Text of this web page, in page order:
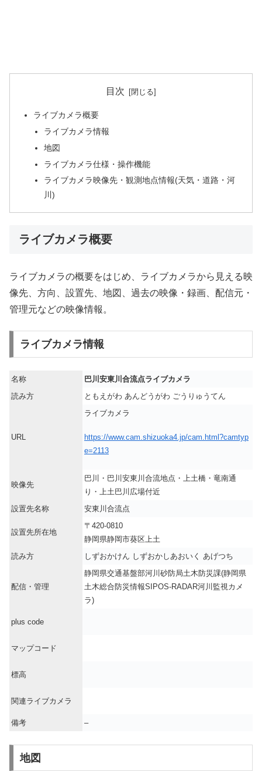
目次
ライブカメラ概要
ライブカメラ情報
地図
ライブカメラ仕様・操作機能
ライブカメラ映像先・観測地点情報(天気・道路・河
川)
ライブカメラ概要
ライブカメラの概要をはじめ、ライブカメラから見える映
像先、方向、設置先、地図、過去の映像・録画、配信元・
管理元などの映像情報。
ライブカメラ情報
名称
巴川安東川合流点ライブカメラ
読み方
ともえがわ あんどうがわ ごうりゅうてん
URL
ライブカメラ
https://www.cam.shizuoka4.jp/cam.html?camtyp
e=2113
映像先
巴川・巴川安東川合流地点・上土橋・竜南通
り・上土巴川広場付近
設置先名称
安東川合流点
設置先所在地
〒420-0810
静岡県静岡市葵区上土
読み方
しずおかけん しずおかしあおいく あげつち
配信・管理
静岡県交通基盤部河川砂防局土木防災課(静岡県
土木総合防災情報SIPOS-RADAR河川監視カメ
ラ)
plus code
マップコード
標高
関連ライブカメラ
備考 –
地図